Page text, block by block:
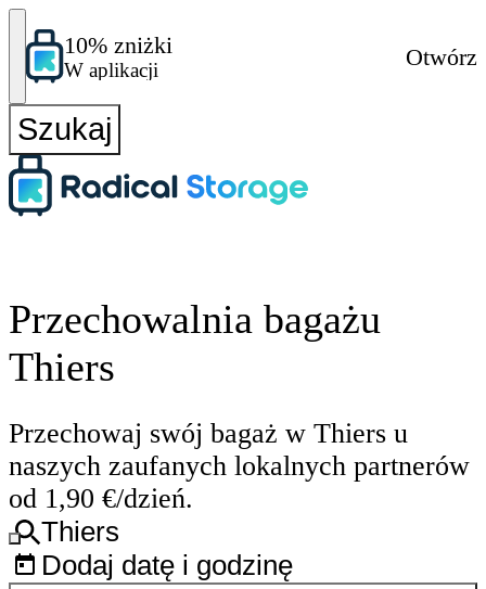
10% zniżki
W aplikacji
Otwórz
Szukaj
Przechowalnia bagażu
Thiers
Przechowaj swój bagaż w Thiers u
naszych zaufanych lokalnych partnerów
od 1,90 €/dzień.
Thiers
Dodaj datę i godzinę